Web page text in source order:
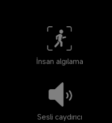
İnsan algılama
Sesli caydırıcı